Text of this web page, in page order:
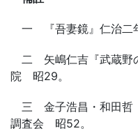
一 『吾妻鏡』仁治二
二 矢嶋仁吉『武蔵野
院 昭29。
三 金子浩昌・和田哲
調査会 昭52。